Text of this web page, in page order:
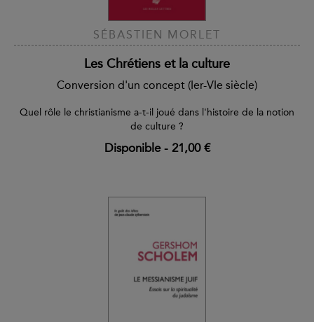
SÉBASTIEN MORLET
Les Chrétiens et la culture
Conversion d'un concept (Ier-VIe siècle)
Quel rôle le christianisme a-t-il joué dans l'histoire de la notion
de culture ?
Disponible- 21,00 €